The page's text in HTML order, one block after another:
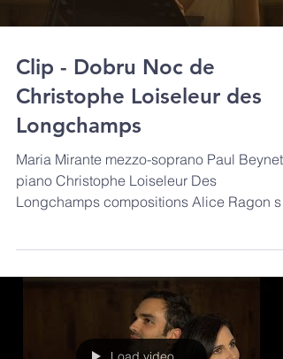
Clip - Dobru Noc de
Christophe Loiseleur des
Longchamps
Maria Mirante mezzo-soprano Paul Beynet
piano Christophe Loiseleur Des
Milaine Larroze Argüello...